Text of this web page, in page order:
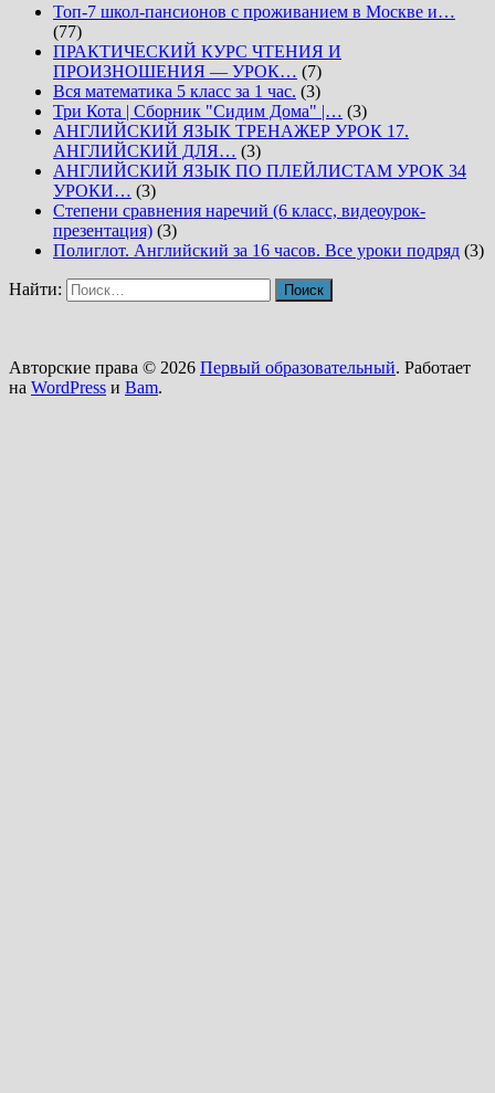
Топ-7 школ-пансионов с проживанием в Москве и…
(77)
ПРАКТИЧЕСКИЙ КУРС ЧТЕНИЯ И
ПРОИЗНОШЕНИЯ — УРОК… (7)
Вся математика 5 класс за 1 час. (3)
Три Кота | Сборник "Сидим Дома" |… (3)
АНГЛИЙСКИЙ ЯЗЫК ТРЕНАЖЕР УРОК 17.
АНГЛИЙСКИЙ ДЛЯ… (3)
АНГЛИЙСКИЙ ЯЗЫК ПО ПЛЕЙЛИСТАМ УРОК 34
УРОКИ… (3)
Степени сравнения наречий (6 класс, видеоурок-
презентация) (3)
Полиглот. Английский за 16 часов. Все уроки подряд (3)
Найти:
Авторские права © 2026 Первый образовательный. Работает
на WordPress и Bam.